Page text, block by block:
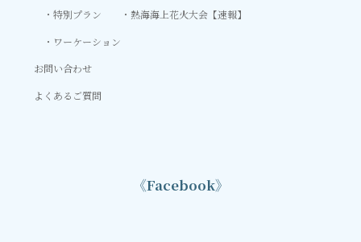
特別プラン
熱海海上花火大会【速報】
ワーケーション
お問い合わせ
よくあるご質問
《Facebook》